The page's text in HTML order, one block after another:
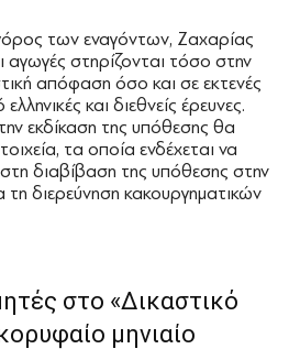
των εναγόντων, Ζαχαρίας
αγωγές στηρίζονται τόσο στην
απόφαση όσο και σε εκτενές
και διεθνείς έρευνες.
εκδίκαση της υπόθεσης θα
τα οποία ενδέχεται να
διαβίβαση της υπόθεσης στην
τη διερεύνηση κακουργηματικών
στο «Δικαστικό
μηνιαίο